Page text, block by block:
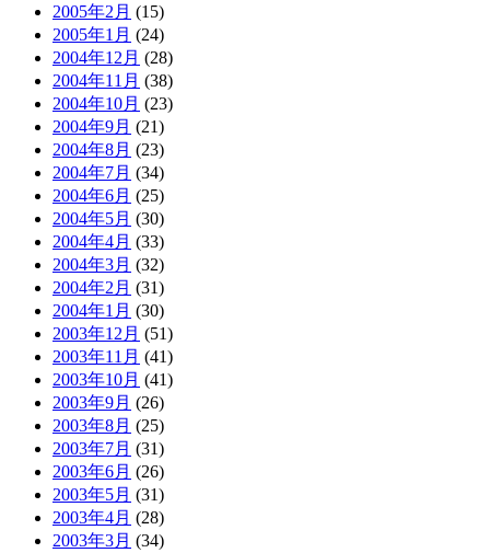
2005年2月 (15)
2005年1月 (24)
2004年12月 (28)
2004年11月 (38)
2004年10月 (23)
2004年9月 (21)
2004年8月 (23)
2004年7月 (34)
2004年6月 (25)
2004年5月 (30)
2004年4月 (33)
2004年3月 (32)
2004年2月 (31)
2004年1月 (30)
2003年12月 (51)
2003年11月 (41)
2003年10月 (41)
2003年9月 (26)
2003年8月 (25)
2003年7月 (31)
2003年6月 (26)
2003年5月 (31)
2003年4月 (28)
2003年3月 (34)